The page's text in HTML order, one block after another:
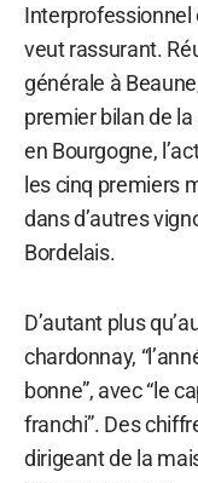
Interprofessionnel
veut rassurant.
générale à
premier bilan de
en Bourgogne,
les cinq premiers
dans d’autres
Bordelais.
D’autant plus
chardonnay,
bonne”, avec “le
franchi”. Des
dirigeant de la